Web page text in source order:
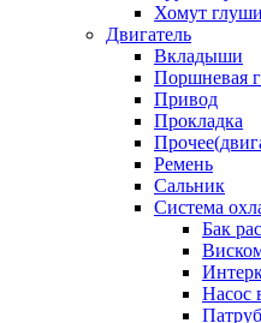
Хомут
Двигатель
Вкладыши
Поршневая
Привод
Прокладка
Ремень
Сальник
Система
Бак
Насос